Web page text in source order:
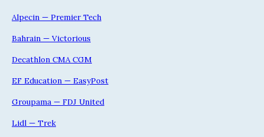
Alpecin — Premier Tech
Bahrain — Victorious
Decathlon CMA CGM
EF Education — EasyPost
Groupama — FDJ United
Lidl — Trek